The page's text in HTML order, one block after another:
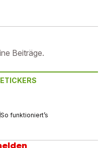
Beiträge.
So funktioniert’s